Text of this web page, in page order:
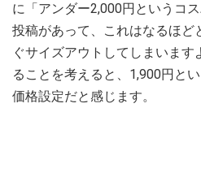
に「アンダー2,000円というコ
投稿があって、これはなるほど
ぐサイズアウトしてしまいます
ることを考えると、1,900円と
価格設定だと感じます。